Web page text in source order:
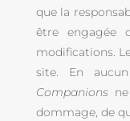
que la
être engagée
modifications.
site. En
Companionsne
dommage, de